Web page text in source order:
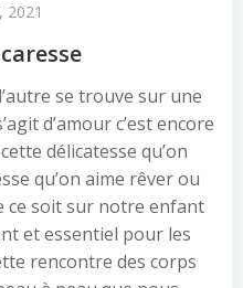
2021
se trouve sur une
d’amour c’est encore
délicatesse qu’on
qu’on aime rêver ou
ce soit sur notre enfant
et essentiel pour les
rencontre des corps